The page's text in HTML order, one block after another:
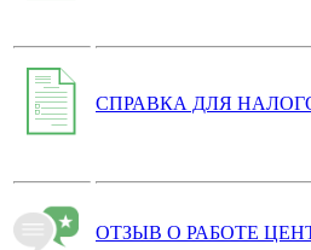
СПРАВКА ДЛЯ
ОТЗЫВ О РАБОТЕ